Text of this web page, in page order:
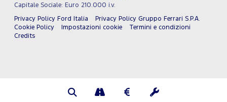
Capitale Sociale: Euro 210.000 i.v.
Privacy Policy Ford Italia
Privacy Policy Gruppo Ferrari S.P.A.
Cookie Policy
Impostazioni cookie
Termini e condizioni
Credits